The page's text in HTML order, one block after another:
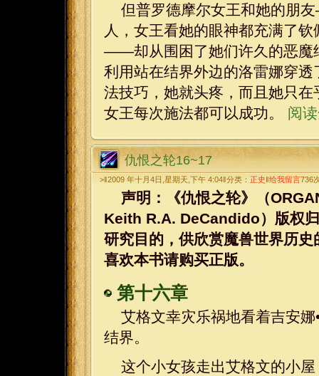
但普罗德摩尔女王和她的朋
人，女王看她的眼神都充满了
——却从围困了她们许久的恶魔
利用站在结界外边的洛雷娜穿
法技巧，她就头疼，而且她只
女王每次施法都可以成功。 阅
仇恨之轮16~17
>‖2009 年十月4日,星期天,下午 4:04‖分类： 正史‖给我留言736
声明：《仇恨之轮》（
Keith R.A. DeCandido）版权
研究目的，供欣赏魔兽世界历
喜欢本书请购买正版。
第十六章
艾格文幸灾乐祸地看着吉安
结界。
这个小女孩走出艾格文的小